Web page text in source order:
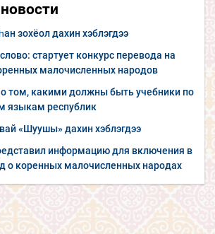
зохёол дахин хэблэгдээ
стартует конкурс перевода на
малочисленных народов
том, какими должны быть учебники по
языкам республик
«Шуушы» дахин хэблэгдээ
информацию для включения в
о коренных малочисленных народах